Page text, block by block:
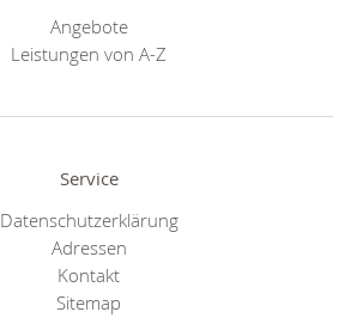
Angebote
Leistungen von A-Z
Service
Datenschutzerklärung
Adressen
Kontakt
Sitemap